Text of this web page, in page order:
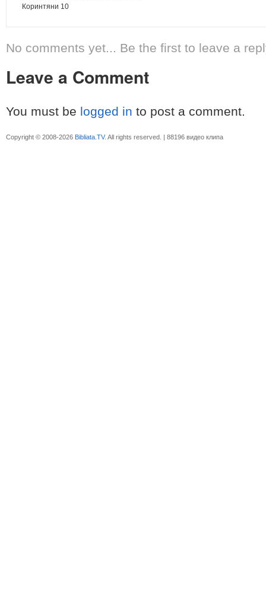
Коринтяни 10
No comments yet... Be the first to leave a
Leave a Comment
You must be logged in to post a comment.
Copyright © 2008-2026 Bibliata.TV. All rights reserved. | 88196 видео клипа